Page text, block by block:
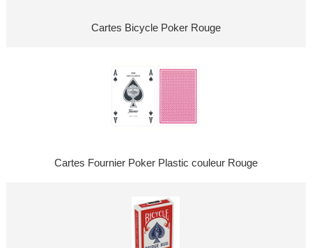
Cartes Bicycle Poker Rouge
Cartes Fournier Poker Plastic couleur Rouge